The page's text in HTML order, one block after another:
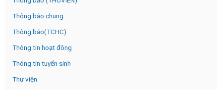
Thông báo chung
Thông báo(TCHC)
Thông tin hoạt đông
Thông tin tuyển sinh
Thư viện